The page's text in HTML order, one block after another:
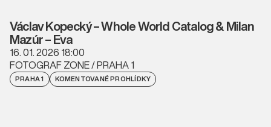
Václav Kopecký – Whole World Catalog & Milan
Mazúr – Eva
16. 01. 2026 18:00
FOTOGRAF ZONE / PRAHA 1
PRAHA 1 KOMENTOVANÉ PROHLÍDKY